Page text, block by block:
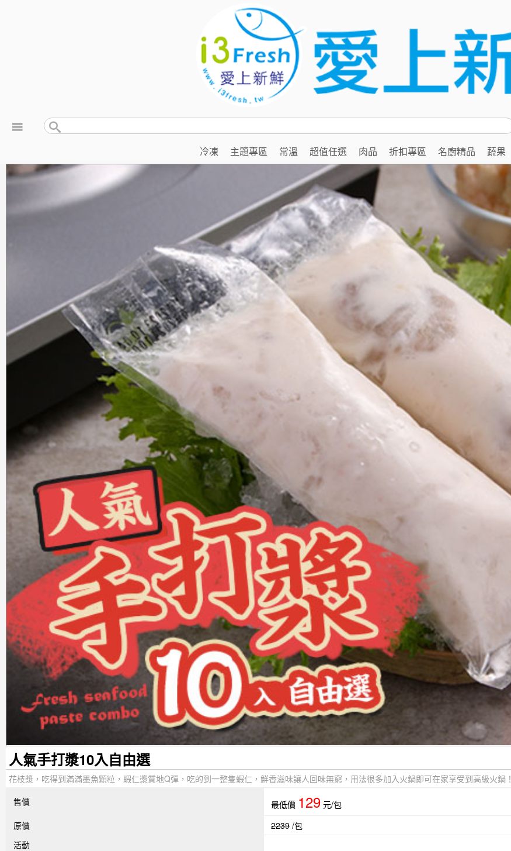
冷凍 主題專區 常溫 超值任選 肉品 折扣專區 名廚精品 蔬果
人氣手打漿10入自由選
花枝漿，吃得到滿滿墨魚顆粒，蝦仁漿質地Q彈，吃的到一整隻蝦仁，鮮香滋味讓人回味無窮，用法很多加入火鍋即可在家享受到高級火鍋！
售價
最低價 129 元/包
原價
2239 /包
活動